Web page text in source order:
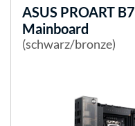
ASUS PROART
Mainboard
(schwarz/bronze)